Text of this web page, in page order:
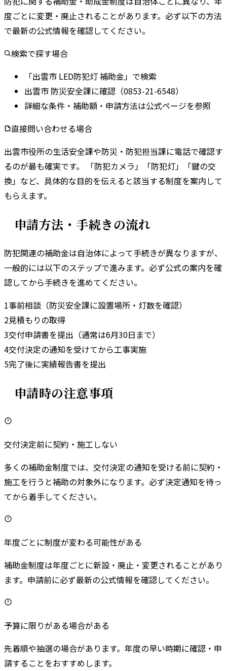
度ごとに変更・廃止されることがあります。 必ず以下の方法
で最新の公式情報を確認してください。
検索で探す場合
「出雲市 LED防犯灯 補助金」で検索
出雲市 防災安全課に確認（0853-21-6548）
詳細な条件・補助額・申請方法は公式ページを参照
直接問い合わせる場合
出雲市役所の生活安全課や防災・防犯担当課に電話で確認す
るのが最も確実です。 「防犯カメラ」「防犯灯」「鍵の交
換」など、具体的な目的を伝えると該当する制度を案内して
もらえます。
申請方法・手続きの流れ
防犯関連の補助金は自治体によって手続きが異なりますが、
一般的には以下のステップで進みます。 必ず公式の案内を確
認してから手続きを進めてください。
1事前相談（防災安全課に設置場所・灯数を確認）
2見積もりの取得
3交付申請書を提出（通常は6月30日まで）
4交付決定の通知を受けてから工事実施
5完了後に実績報告書を提出
申請時の注意事項
交付決定前に契約・施工しない
多くの補助金制度では、交付決定の通知を受ける前に契約・
施工を行うと補助の対象外になります。必ず決定通知を待っ
てから着手してください。
年度ごとに制度が変わる可能性がある
補助金制度は年度ごとに新設・廃止・変更されることがあり
ます。申請前に必ず最新の公式情報を確認してください。
予算に限りがある場合がある
先着順や抽選の場合があります。年度の早い時期に確認・申
請することをおすすめします。